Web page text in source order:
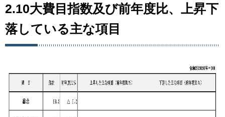
2.10大費目指数及び前年度比、上昇下
落している主な項目